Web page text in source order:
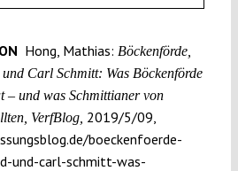
Hong, Mathias: Böckenförde,
Carl Schmitt: Was Böckenförde
– und was Schmittianer von
VerfBlog, 2019/5/09,
boeckenfoerde-
und-carl-schmitt-was-